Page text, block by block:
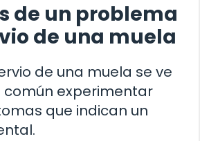
de un problema
de una muela
de una muela se ve
experimentar
que indican un